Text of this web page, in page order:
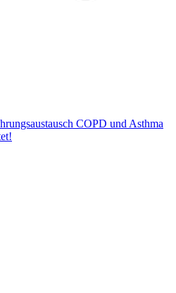
COPD und Asthma